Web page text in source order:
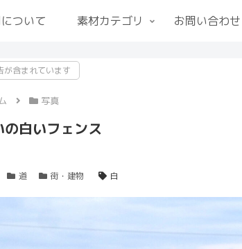
ついて 素材カテゴリ お問い合わせ
が含まれています
写真
の白いフェンス
道 街・建物 白